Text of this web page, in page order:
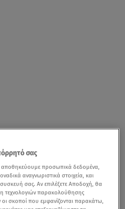
σας
αποθηκεύουμε προσωπικά δεδομένα,
αναγνωριστικά στοιχεία, και
σας. Αν επιλέξετε Αποδοχή, θα
τεχνολογιών παρακολούθησης
σκοποί που εμφανίζονται παρακάτω,